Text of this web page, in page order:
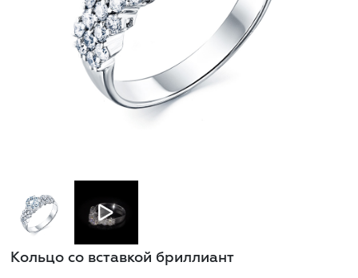
Кольцо со вставкой бриллиант